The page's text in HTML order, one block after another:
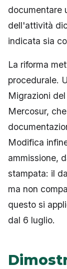
documentare
dell'attività
indicata sia
La riforma
procedurale.
Migrazioni
Mercosur,
Modifica
ammissione,
stampata: il
ma non
questo si
dal 6 luglio.